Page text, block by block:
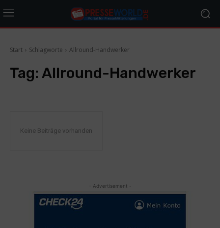
Start Schlagworte Allround-Handwerker
Tag: Allround-Handwerker
Keine Beiträge vorhanden
- Advertisement -